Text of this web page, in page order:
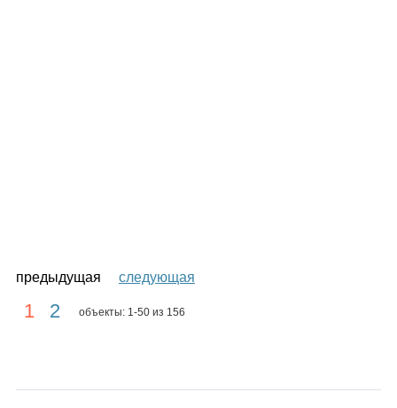
предыдущая следующая
1 2 объекты: 1-50 из 156